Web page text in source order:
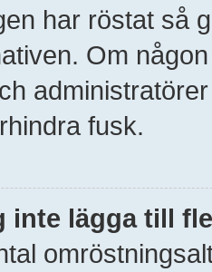
har röstat så
Om
fusk.
inte lägga till